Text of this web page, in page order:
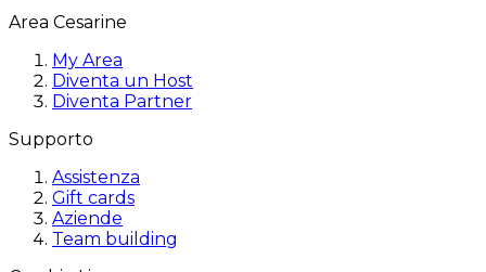
Area Cesarine
My Area
Diventa un Host
Diventa Partner
Supporto
Assistenza
Gift cards
Aziende
Team building